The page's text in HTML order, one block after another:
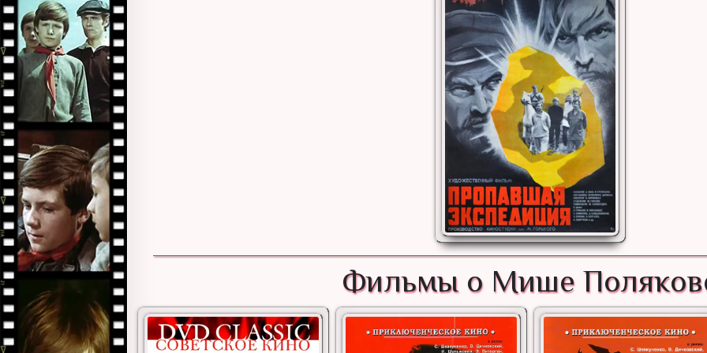
Фильмы о Мише